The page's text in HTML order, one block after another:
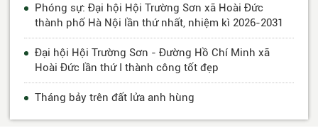
Phóng sự: Đại hội Hội Trường Sơn xã Hoài Đức
thành phố Hà Nội lần thứ nhất, nhiệm kì 2026-2031
Đại hội Hội Trường Sơn - Đường Hồ Chí Minh xã
Hoài Đức lần thứ I thành công tốt đẹp
Tháng bảy trên đất lửa anh hùng